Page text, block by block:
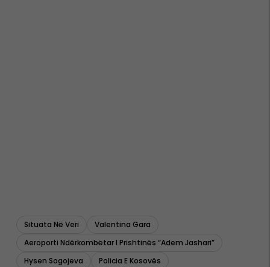
Situata Në Veri
Valentina Gara
Aeroporti Ndërkombëtar I Prishtinës “adem Jashari”
Hysen Sogojeva
Policia E Kosovës